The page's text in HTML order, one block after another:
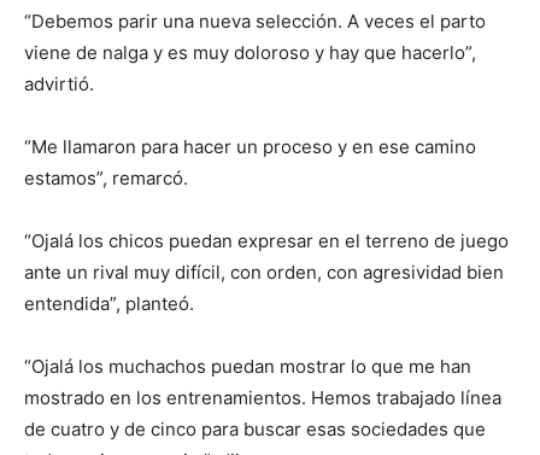
“Debemos parir una nueva selección. A veces el parto
viene de nalga y es muy doloroso y hay que hacerlo”,
advirtió.
“Me llamaron para hacer un proceso y en ese camino
estamos”, remarcó.
“Ojalá los chicos puedan expresar en el terreno de juego
ante un rival muy difícil, con orden, con agresividad bien
entendida”, planteó.
“Ojalá los muchachos puedan mostrar lo que me han
mostrado en los entrenamientos. Hemos trabajado línea
de cuatro y de cinco para buscar esas sociedades que